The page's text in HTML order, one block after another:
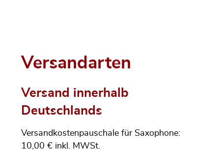
Versandarten
Versand innerhalb
Deutschlands
Versandkostenpauschale für Saxophone:
10,00 € inkl. MWSt.